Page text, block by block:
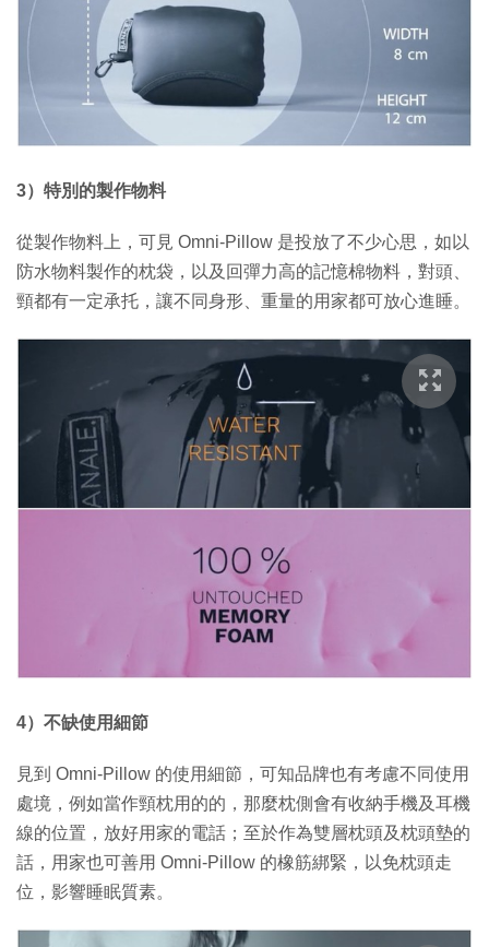
3）特別的製作物料
從製作物料上，可見 Omni-Pillow 是投放了不少心思，如以
防水物料製作的枕袋，以及回彈力高的記憶棉物料，對頭、
頸都有一定承托，讓不同身形、重量的用家都可放心進睡。
4）不缺使用細節
見到 Omni-Pillow 的使用細節，可知品牌也有考慮不同使用
處境，例如當作頸枕用的的，那麼枕側會有收納手機及耳機
線的位置，放好用家的電話；至於作為雙層枕頭及枕頭墊的
話，用家也可善用 Omni-Pillow 的橡筋綁緊，以免枕頭走
位，影響睡眠質素。